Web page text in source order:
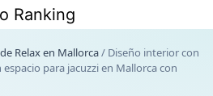
Ranking
Relax en Mallorca/ Diseño interior con
para jacuzzi en Mallorca con